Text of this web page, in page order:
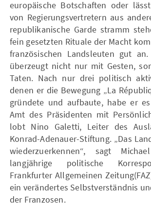
europäische Botschaften oder
von Regierungsvertretern aus
republikanische Garde stramm
fein gesetzten Rituale der Macht
französischen Landsleuten gut
überzeugt nicht nur mit Gesten,
Taten. Nach nur drei politisch
denen er die Bewegung „La
gründete und aufbaute, habe er
Amt des Präsidenten mit
lobt Nino Galetti, Leiter des
Konrad-Adenauer-Stiftung. „Das
wiederzuerkennen“, sagt
langjährige politische
Frankfurter Allgemeinen
ein verändertes Selbstverständnis
der Franzosen.